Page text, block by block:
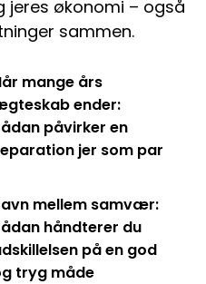
jeres økonomi – også
sammen.
mange års
ender:
påvirker en
jer som par
mellem samvær:
håndterer du
på en god
tryg måde